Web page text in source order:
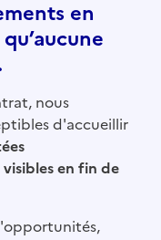
en
nous
d'accueillir
en fin de